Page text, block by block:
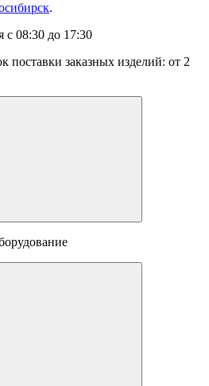
.
с 08:30 до 17:30
поставки заказных изделий: от 2